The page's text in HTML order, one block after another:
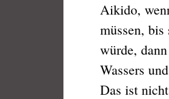
Aikido,
müssen,
würde,
Wassers
Das ist